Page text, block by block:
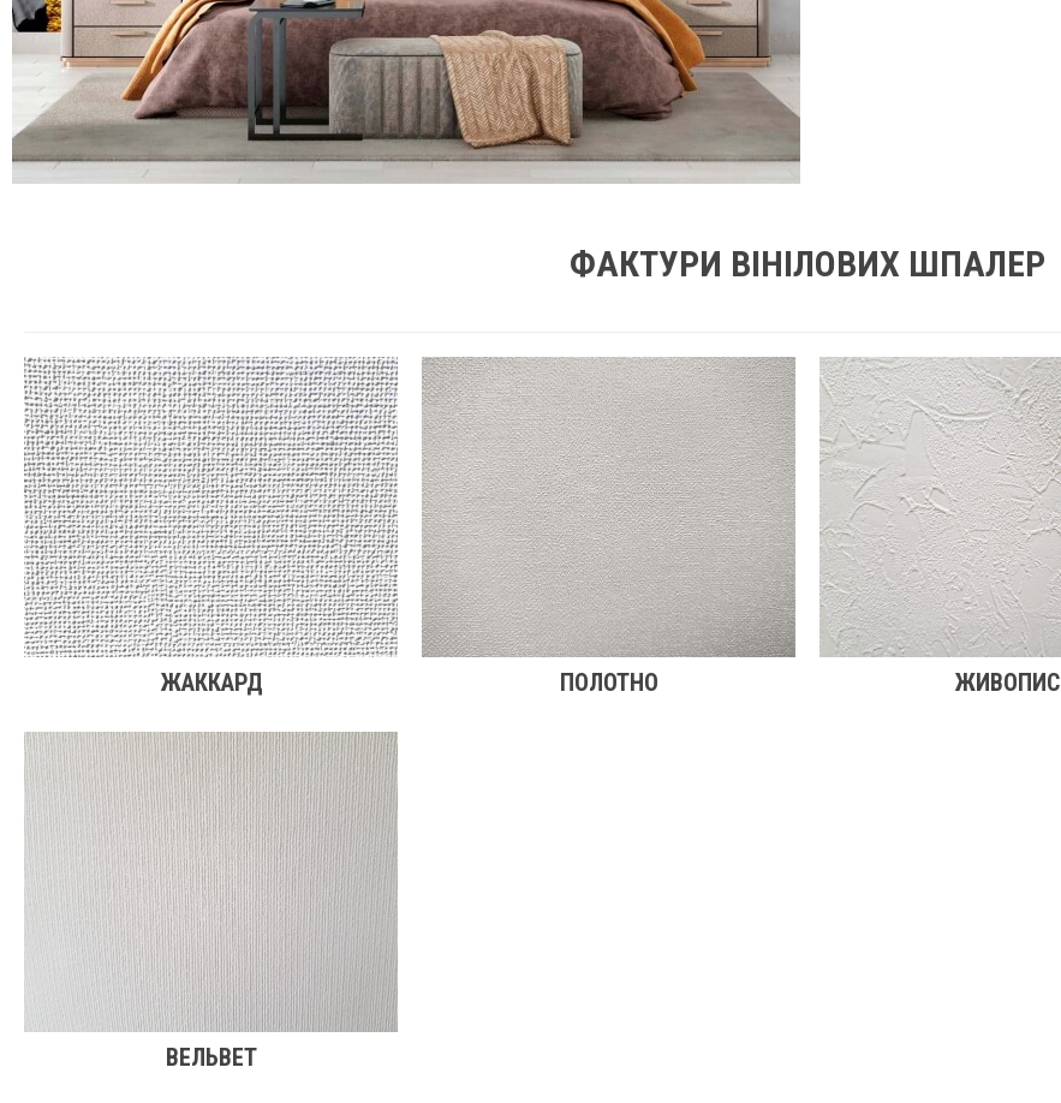
ФАКТУРИ ВІНІЛОВИХ ШПАЛЕР
ЖАККАРД ПОЛОТНО ЖИВОПИС
ВЕЛЬВЕТ